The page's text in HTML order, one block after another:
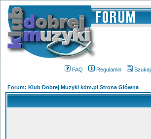
FAQ Regulamin Szukaj
Forum: Klub Dobrej Muzyki kdm.pl Strona Główna